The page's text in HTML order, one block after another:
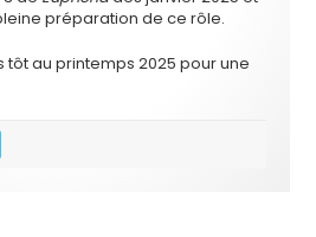
préparation de ce rôle.
tôt au printemps 2025 pour une